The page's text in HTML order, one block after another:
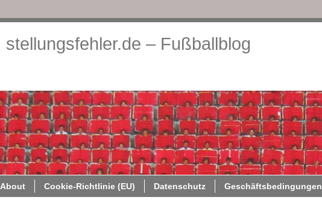
stellungsfehler.de – Fußballblog
About Cookie-Richtlinie (EU) Datenschutz Geschäftsbedingungen